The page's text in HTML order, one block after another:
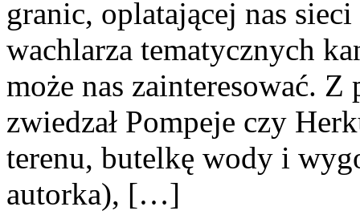
granic, oplatającej nas
wachlarza tematycznych
może nas zainteresować.
zwiedzał Pompeje czy
terenu, butelkę wody i
autorka), […]